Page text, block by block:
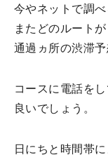
今やネットで調べ
またどのルート
通過ヵ所の渋滞予
コースに電話を
良いでしょう。
日にちと時間帯